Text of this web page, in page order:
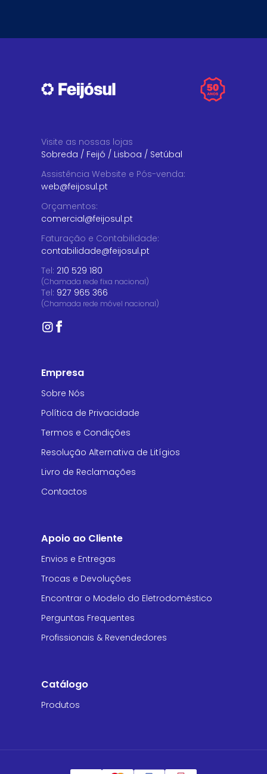
Visite as nossas lojas
Sobreda / Feijó / Lisboa / Setúbal
Assistência Website e Pós-venda:
web@feijosul.pt
Orçamentos:
comercial@feijosul.pt
Faturação e Contabilidade:
contabilidade@feijosul.pt
Tel: 210 529 180
(Chamada rede fixa nacional)
Tel: 927 965 366
(Chamada rede móvel nacional)
Empresa
Sobre Nós
Política de Privacidade
Termos e Condições
Resolução Alternativa de Litígios
Livro de Reclamações
Contactos
Apoio ao Cliente
Envios e Entregas
Trocas e Devoluções
Encontrar o Modelo do Eletrodoméstico
Perguntas Frequentes
Profissionais & Revendedores
Catálogo
Produtos